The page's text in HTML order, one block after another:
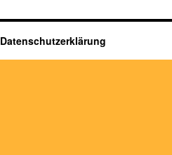
Datenschutzerklärung